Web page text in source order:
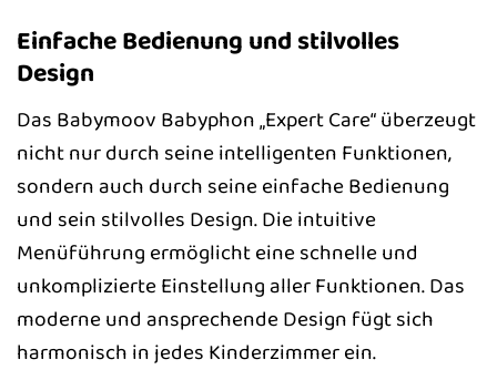
Einfache Bedienung und stilvolles
Design
Das Babymoov Babyphon „Expert Care“ überzeugt
nicht nur durch seine intelligenten Funktionen,
sondern auch durch seine einfache Bedienung
und sein stilvolles Design. Die intuitive
Menüführung ermöglicht eine schnelle und
unkomplizierte Einstellung aller Funktionen. Das
moderne und ansprechende Design fügt sich
harmonisch in jedes Kinderzimmer ein.